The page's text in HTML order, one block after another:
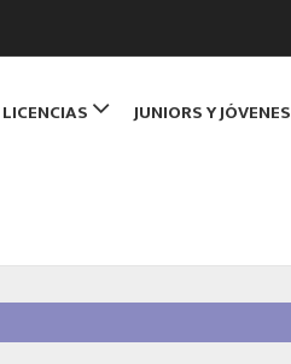
LICENCIAS JUNIORS Y JÓVENES